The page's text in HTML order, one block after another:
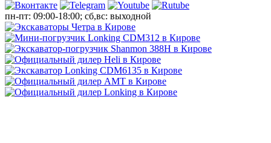
пн-пт: 09:00-18:00; сб,вс: выходной